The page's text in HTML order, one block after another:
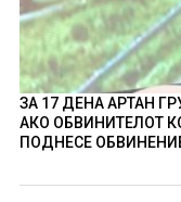
ЗА 17 ДЕНА АРТАН
АКО ОБВИНИТЕЛОТ
ПОДНЕСЕ